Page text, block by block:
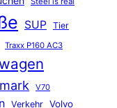
SUP Tier
Traxx P160 AC3
V70
Verkehr Volvo